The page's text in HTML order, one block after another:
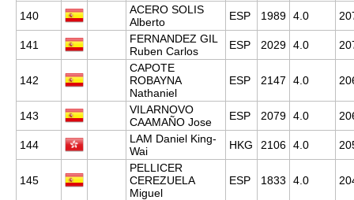
140
ACERO SOLIS
Alberto
ESP 1989 4.0
141
FERNANDEZ GIL
Ruben Carlos
ESP 2029 4.0
142
CAPOTE
ROBAYNA
Nathaniel
ESP 2147 4.0
143
VILARNOVO
CAAMAÑO Jose
ESP 2079 4.0
144
LAM Daniel King-
Wai
HKG 2106 4.0
145
PELLICER
CEREZUELA
Miguel
ESP 1833 4.0